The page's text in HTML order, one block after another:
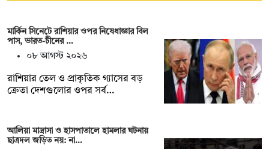
মার্কিন সিনেটে রাশিয়ার ওপর নিষেধাজ্ঞার বিল
পাস, ভারত-চীনের …
০৮ আগস্ট ২০২৬
রাশিয়ার তেল ও প্রাকৃতিক গ্যাসের বড়
ক্রেতা দেশগুলোর ওপর সর্ব…
আলিয়া মাদ্রাসা ও হাসপাতালে হামলার ঘটনায়
ছাত্রদল জড়িত নয়: না…